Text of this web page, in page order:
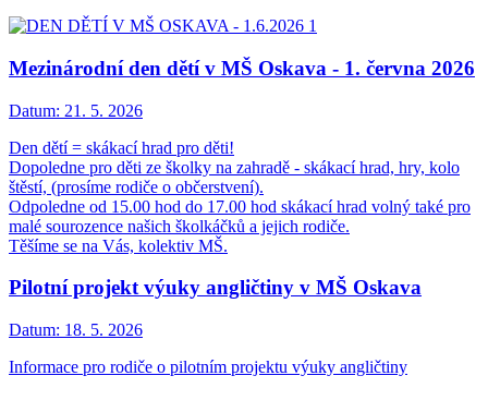
Mezinárodní den dětí v MŠ Oskava - 1. června 2026
Datum: 21. 5. 2026
Den dětí = skákací hrad pro děti!
Dopoledne pro děti ze školky na zahradě - skákací hrad, hry, kolo
štěstí, (prosíme rodiče o občerstvení).
Odpoledne od 15.00 hod do 17.00 hod skákací hrad volný také pro
malé sourozence našich školkáčků a jejich rodiče.
Těšíme se na Vás, kolektiv MŠ.
Pilotní projekt výuky angličtiny v MŠ Oskava
Datum: 18. 5. 2026
Informace pro rodiče o pilotním projektu výuky angličtiny